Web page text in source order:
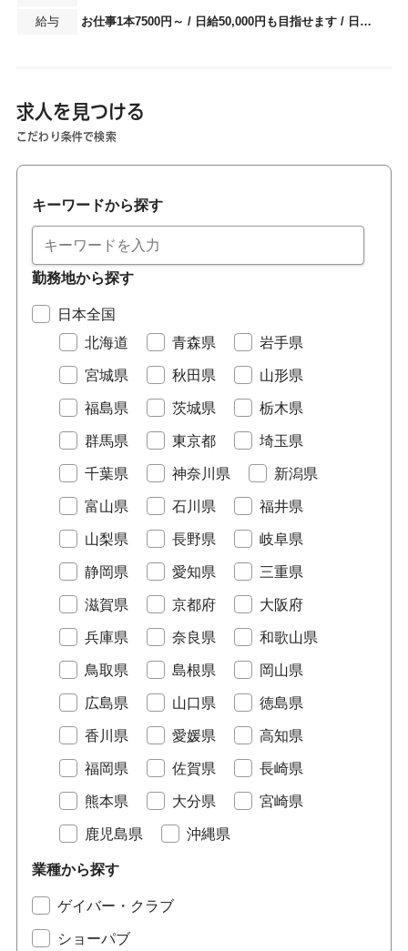
お仕事1本7500円～ / 日給50,000円も目指せます / 日給中央値は約25,000円 / 日払い、週払い可能
求人を見つける
こだわり条件で検索
キーワードから探す
勤務地から探す
日本全国
北海道
青森県 岩手県
宮城県 秋田県 山形県
福島県 茨城県 栃木県
群馬県 東京都 埼玉県
千葉県 神奈川県 新潟県
富山県 石川県 福井県
山梨県 長野県 岐阜県
静岡県 愛知県 三重県
滋賀県 京都府 大阪府
兵庫県 奈良県 和歌山県
鳥取県 島根県 岡山県
広島県 山口県 徳島県
香川県 愛媛県 高知県
福岡県 佐賀県 長崎県
熊本県 大分県 宮崎県
鹿児島県 沖縄県
業種から探す
ゲイバー・クラブ
ショーパブ